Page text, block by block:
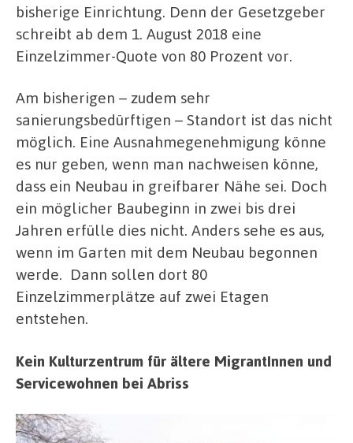
bisherige Einrichtung. Denn der Gesetzgeber
schreibt ab dem 1. August 2018 eine
Einzelzimmer-Quote von 80 Prozent vor.
Am bisherigen – zudem sehr
sanierungsbedürftigen – Standort ist das nicht
möglich. Eine Ausnahmegenehmigung könne
es nur geben, wenn man nachweisen könne,
dass ein Neubau in greifbarer Nähe sei. Doch
ein möglicher Baubeginn in zwei bis drei
Jahren erfülle dies nicht. Anders sehe es aus,
wenn im Garten mit dem Neubau begonnen
werde. Dann sollen dort 80
Einzelzimmerplätze auf zwei Etagen
entstehen.
Kein Kulturzentrum für ältere MigrantInnen und
Servicewohnen bei Abriss